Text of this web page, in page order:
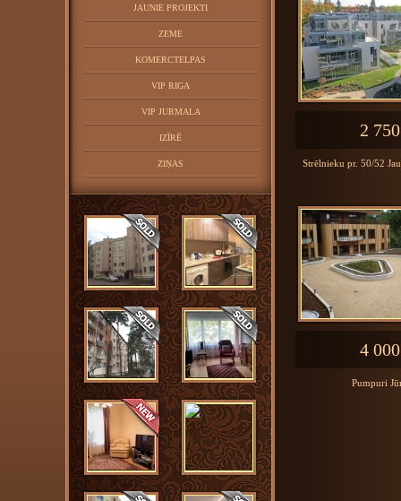
JAUNIE PROJEKTI
ZEME
KOMERCTELPAS
VIP RIGA
VIP JURMALA
IZĪRĒ
ZIŅAS
2
Strēlnieku pr. 50/52
4
Pumpuri